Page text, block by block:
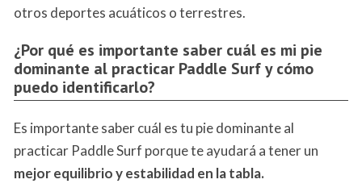
otros deportes acuáticos o terrestres.
¿Por qué es importante saber cuál es mi pie
dominante al practicar Paddle Surf y cómo
puedo identificarlo?
Es importante saber cuál es tu pie dominante al
practicar Paddle Surf porque te ayudará a tener un
mejor equilibrio y estabilidad en la tabla.